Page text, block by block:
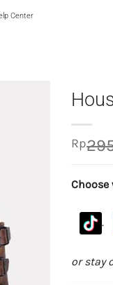
Center
Rp
Choose
.
or stay